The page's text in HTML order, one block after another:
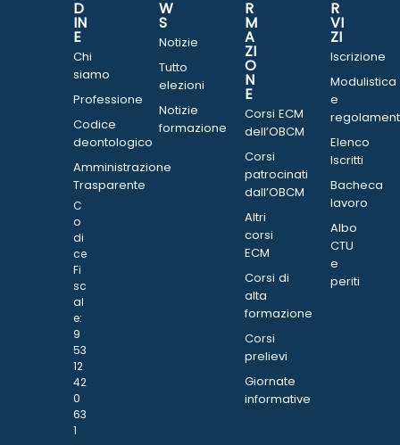
D
IN
E
Chi
siamo
Professione
Codice
deontologico
Amministrazione
Trasparente
C
o
di
ce
Fi
sc
al
e:
9
53
12
42
0
63
1
W
S
Notizie
Tutto
elezioni
Notizie
formazione
R
M
A
ZI
O
N
E
Corsi ECM
dell’OBCM
Corsi
patrocinati
dall’OBCM
Altri
corsi
ECM
Corsi di
alta
formazione
Corsi
prelievi
Giornate
informative
R
VI
ZI
Iscrizione
Modulistica
e
Elenco
Iscritti
Bacheca
lavoro
Albo
CTU
e
periti